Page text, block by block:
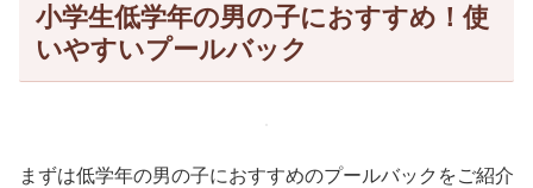
小学生低学年の男の子におすすめ！使
いやすいプールバック
まずは低学年の男の子におすすめのプールバックをご紹介